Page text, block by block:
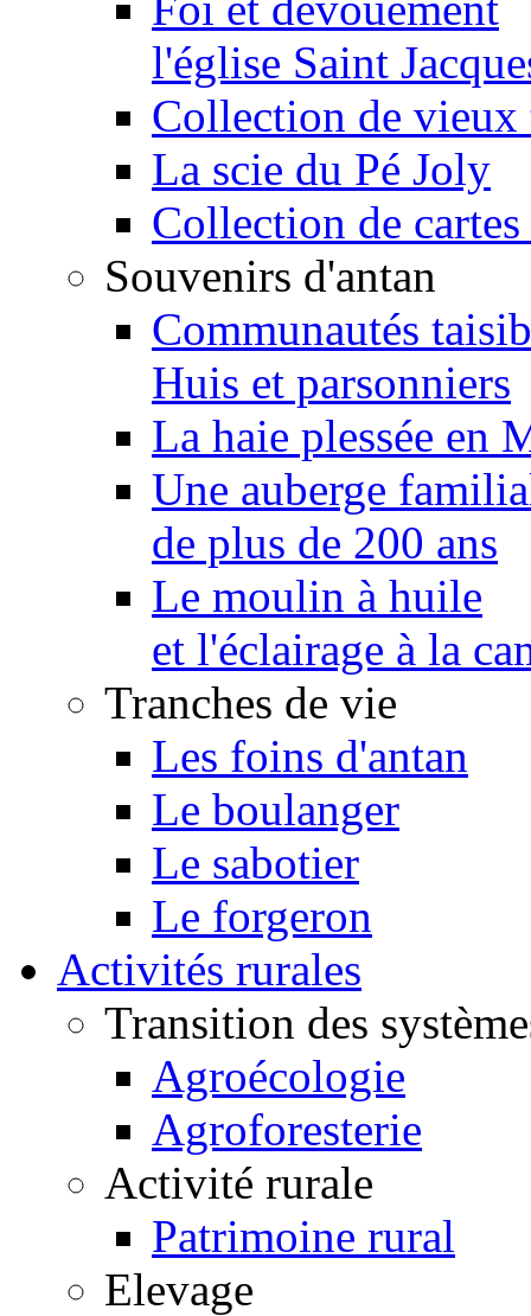
l'église Saint
Collection de vieux
La scie du Pé Joly
Collection de cartes
Souvenirs d'antan
Communautés
Huis et parsonniers
La haie plessée en
Une auberge
de plus de 200 ans
Le moulin à huile
et l'éclairage à la
Tranches de vie
Les foins d'antan
Le boulanger
Le sabotier
Le forgeron
Activités rurales
Transition des
Agroécologie
Agroforesterie
Activité rurale
Patrimoine rural
Elevage